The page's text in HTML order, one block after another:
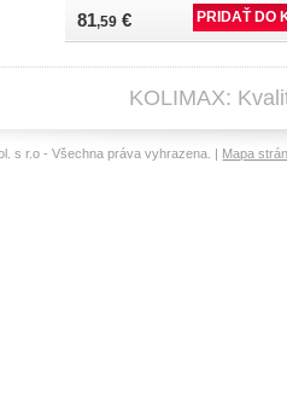
81,59 €
KOLIMAX:
s r.o - Všechna práva vyhrazena. | Mapa